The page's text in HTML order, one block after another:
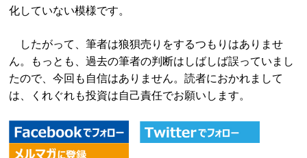
化していない模様です。
したがって、筆者は狼狽売りをするつもりはありませ
ん。もっとも、過去の筆者の判断はしばしば誤っていまし
たので、今回も自信はありません。読者におかれまして
は、くれぐれも投資は自己責任でお願いします。